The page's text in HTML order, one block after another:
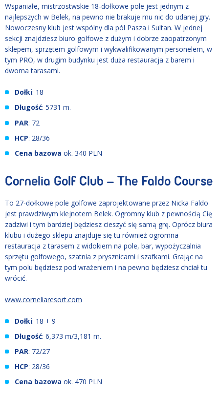
Wspaniałe, mistrzostwskie 18-dołkowe pole jest jednym z
najlepszych w Belek, na pewno nie brakuje mu nic do udanej gry.
Nowoczesny klub jest wspólny dla pól Pasza i Sultan. W jednej
sekcji znajdziesz biuro golfowe z dużym i dobrze zaopatrzonym
sklepem, sprzętem golfowym i wykwalifikowanym personelem, w
tym PRO, w drugim budynku jest duża restauracja z barem i
dwoma tarasami.
Dołki: 18
Długość: 5731 m.
PAR: 72
HCP: 28/36
Cena bazowa ok. 340 PLN
Cornelia Golf Club – The Faldo Course
To 27-dołkowe pole golfowe zaprojektowane przez Nicka Faldo
jest prawdziwym klejnotem Belek. Ogromny klub z pewnością Cię
zadziwi i tym bardziej będziesz cieszyć się samą grę. Oprócz biura
klubu i dużego sklepu znajduje się tu również ogromna
restauracja z tarasem z widokiem na pole, bar, wypożyczalnia
sprzętu golfowego, szatnia z prysznicami i szafkami. Grając na
tym polu będziesz pod wrażeniem i na pewno będziesz chciał tu
wrócić.
www.corneliaresort.com
Dołki: 18 + 9
Długość: 6,373 m/3,181 m.
PAR: 72/27
HCP: 28/36
Cena bazowa ok. 470 PLN